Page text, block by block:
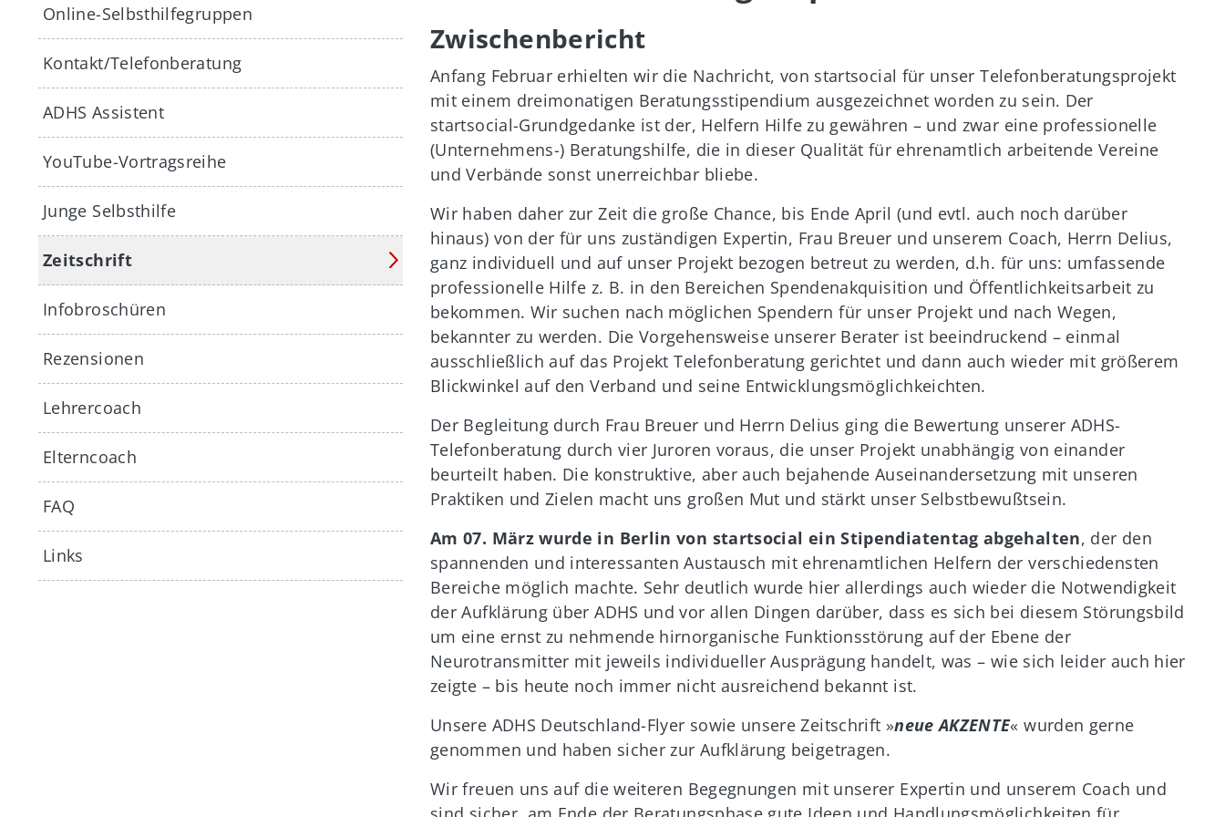
Zwischenbericht
Anfang Februar erhielten wir die Nachricht, von startsocial für unser Telefonberatungsprojekt
mit einem dreimonatigen Beratungsstipendium ausgezeichnet worden zu sein. Der
startsocial-Grundgedanke ist der, Helfern Hilfe zu gewähren – und zwar eine professionelle
(Unternehmens-) Beratungshilfe, die in dieser Qualität für ehrenamtlich arbeitende Vereine
und Verbände sonst unerreichbar bliebe.
Wir haben daher zur Zeit die große Chance, bis Ende April (und evtl. auch noch darüber
hinaus) von der für uns zuständigen Expertin, Frau Breuer und unserem Coach, Herrn Delius,
ganz individuell und auf unser Projekt bezogen betreut zu werden, d.h. für uns: umfassende
professionelle Hilfe z. B. in den Bereichen Spendenakquisition und Öffentlichkeitsarbeit zu
bekommen. Wir suchen nach möglichen Spendern für unser Projekt und nach Wegen,
bekannter zu werden. Die Vorgehensweise unserer Berater ist beeindruckend – einmal
ausschließlich auf das Projekt Telefonberatung gerichtet und dann auch wieder mit größerem
Blickwinkel auf den Verband und seine Entwicklungsmöglichkeichten.
Der Begleitung durch Frau Breuer und Herrn Delius ging die Bewertung unserer ADHS-
Telefonberatung durch vier Juroren voraus, die unser Projekt unabhängig von einander
beurteilt haben. Die konstruktive, aber auch bejahende Auseinandersetzung mit unseren
Praktiken und Zielen macht uns großen Mut und stärkt unser Selbstbewußtsein.
Am 07. März wurde in Berlin von startsocial ein Stipendiatentag abgehalten, der den
spannenden und interessanten Austausch mit ehrenamtlichen Helfern der verschiedensten
Bereiche möglich machte. Sehr deutlich wurde hier allerdings auch wieder die Notwendigkeit
der Aufklärung über ADHS und vor allen Dingen darüber, dass es sich bei diesem Störungsbild
um eine ernst zu nehmende hirnorganische Funktionsstörung auf der Ebene der
Neurotransmitter mit jeweils individueller Ausprägung handelt, was – wie sich leider auch hier
zeigte – bis heute noch immer nicht ausreichend bekannt ist.
Unsere ADHS Deutschland-Flyer sowie unsere Zeitschrift »neue AKZENTE« wurden gerne
genommen und haben sicher zur Aufklärung beigetragen.
Wir freuen uns auf die weiteren Begegnungen mit unserer Expertin und unserem Coach und
Online-Selbsthilfegruppen
Kontakt/Telefonberatung
ADHS Assistent
YouTube-Vortragsreihe
Junge Selbsthilfe
Zeitschrift
Infobroschüren
Rezensionen
Lehrercoach
Elterncoach
FAQ
Links